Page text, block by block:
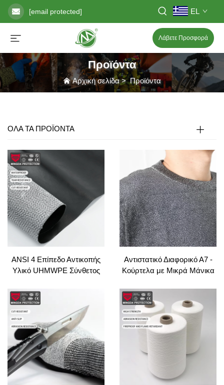
[email protected] EL
Λάβετε Προσφορά
Προϊόντα
Αρχική σελίδα>Προϊόντα
ΟΛΑ ΤΑ ΠΡΟΪΟΝΤΑ
ANSI 4 Επίπεδο Αντικοπής
Υλικό UHMWPE Σύνθετος
Προστατευτικός Εργατικός
Ενδυμασμός με
Συμπεπλεκμένο Μοτίβο
Αντιστατικό Διαφορικό Α7 -
Κούρτελα με Μικρά Μάνικα
Δάκνιση για Υπαλλήλους
Ασφαλείας και Φρουρών